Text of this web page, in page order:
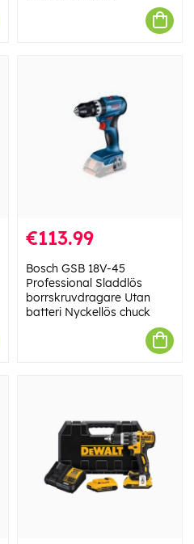
€113.99
Bosch GSB 18V-45
Professional Sladdlös
borrskruvdragare Utan
batteri Nyckellös chuck